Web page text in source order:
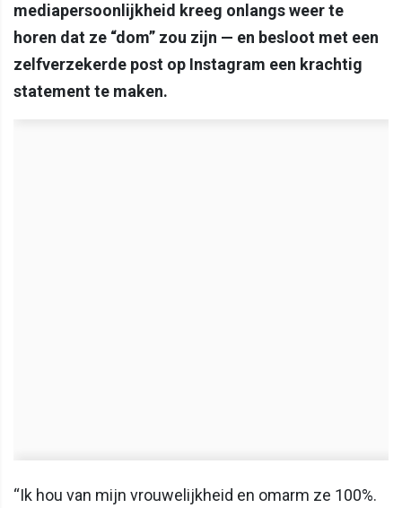
mediapersoonlijkheid kreeg onlangs weer te
horen dat ze “dom” zou zijn — en besloot met een
zelfverzekerde post op Instagram een krachtig
statement te maken.
“Ik hou van mijn vrouwelijkheid en omarm ze 100%.